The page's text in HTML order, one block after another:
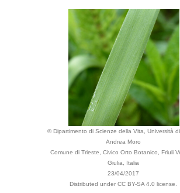
© Dipartimento di Scienze della Vita, Università
Andrea Moro
Comune di Trieste, Civico Orto Botanico, Friuli
Giulia, Italia
23/04/2017
Distributed under CC BY-SA 4.0 license.